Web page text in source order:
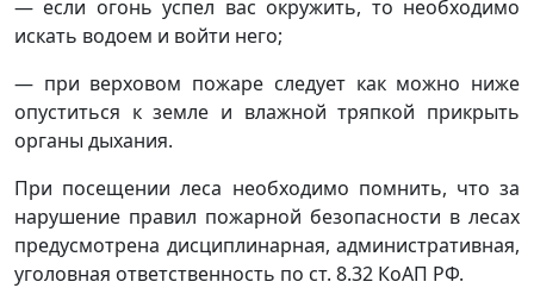
— если огонь успел вас окружить, то необходимо
искать водоем и войти него;
— при верховом пожаре следует как можно ниже
опуститься к земле и влажной тряпкой прикрыть
органы дыхания.
При посещении леса необходимо помнить, что за
нарушение правил пожарной безопасности в лесах
предусмотрена дисциплинарная, административная,
уголовная ответственность по ст. 8.32 КоАП РФ.